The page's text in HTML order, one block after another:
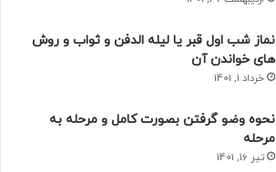
نماز شب اول قبر یا لیله الدفن و ثواب و روش
های خواندن آن
خرداد 1, 1401
نحوه وضو گرفتن بصورت کامل و مرحله به
مرحله
تیر 16, 1401